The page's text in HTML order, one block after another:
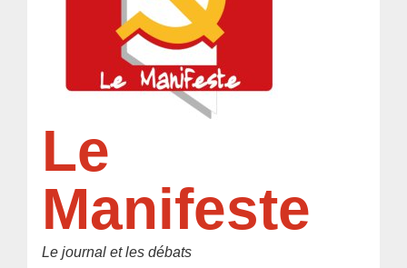
Le
Manifeste
Le journal et les débats